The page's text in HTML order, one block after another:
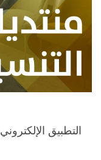
التطبيق الإلكتروني